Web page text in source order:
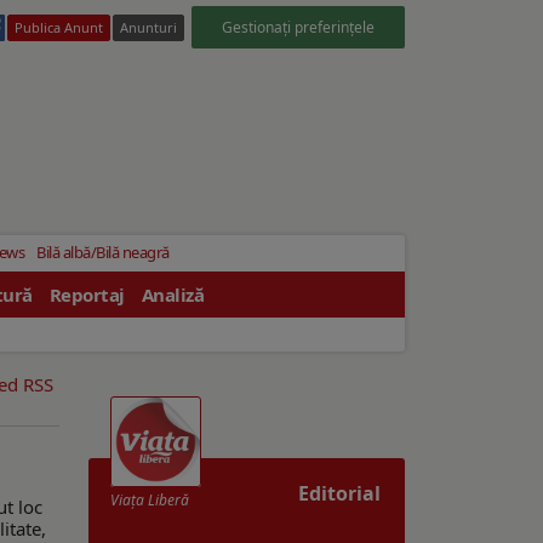
Publica Anunt Anunturi Gestionați preferințele
Bilă albă/Bilă neagră
Reportaj Analiză
RSS
loc
Editorial
Viaţa Liberă